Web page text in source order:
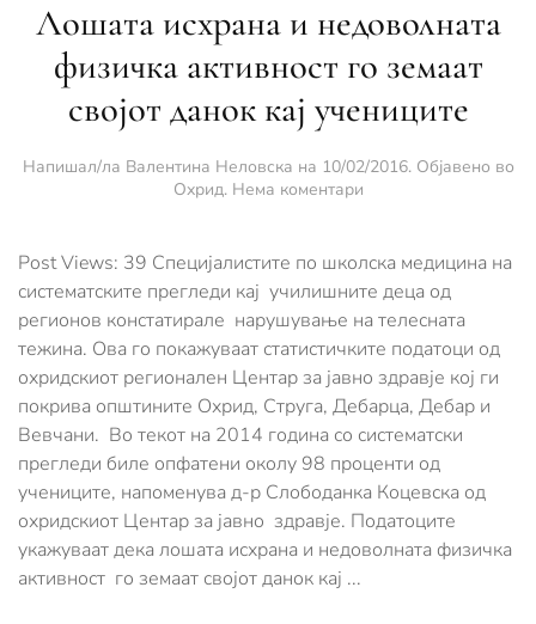
Лошата исхрана и недоволната
физичка активност го земаат
својот данок кај учениците
Напишал/ла Валентина Неловска на 10/02/2016. Објавено во
Охрид. Нема коментариза
и
недоволната
физичка
активност
го
земаат
својот
данок
кај
учениците
Post Views: 39 Специјалистите по школска медицина на
систематските прегледи кај училишните деца од
регионов констатирале нарушување на телесната
тежина. Ова го покажуваат статистичките податоци од
охридскиот регионален Центар за јавно здравје кој ги
покрива општините Охрид, Струга, Дебарца, Дебар и
Вевчани. Во текот на 2014 година со систематски
прегледи биле опфатени околу 98 проценти од
учениците, напоменува д-р Слободанка Коцевска од
охридскиот Центар за јавно здравје. Податоците
укажуваат дека лошата исхрана и недоволната физичка
активност го земаат својот данок кај ...